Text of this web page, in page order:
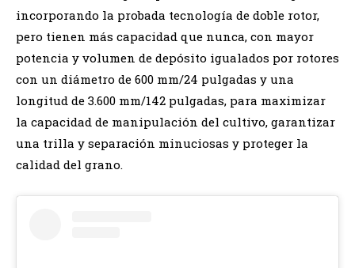
incorporando la probada tecnología de doble rotor,
pero tienen más capacidad que nunca, con mayor
potencia y volumen de depósito igualados por rotores
con un diámetro de 600 mm/24 pulgadas y una
longitud de 3.600 mm/142 pulgadas, para maximizar
la capacidad de manipulación del cultivo, garantizar
una trilla y separación minuciosas y proteger la
calidad del grano.